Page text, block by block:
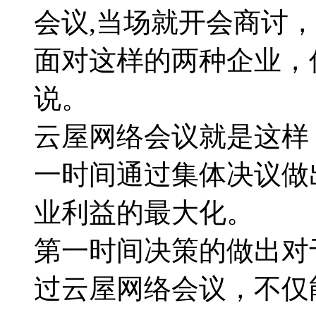
会议,当场就开会商讨
面对这样的两种企业
说。
云屋网络会议就是这
一时间通过集体决议
业利益的最大化。
第一时间决策的做出
过云屋网络会议，不